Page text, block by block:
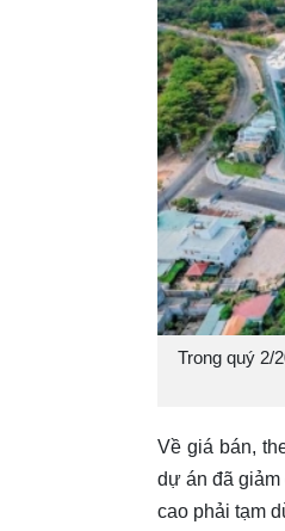
Trong quý 2/
Về giá bán,
dự án đã giảm
cao phải tạm